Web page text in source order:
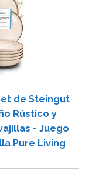
de Steingut
Rústico y
- Juego
Pure Living